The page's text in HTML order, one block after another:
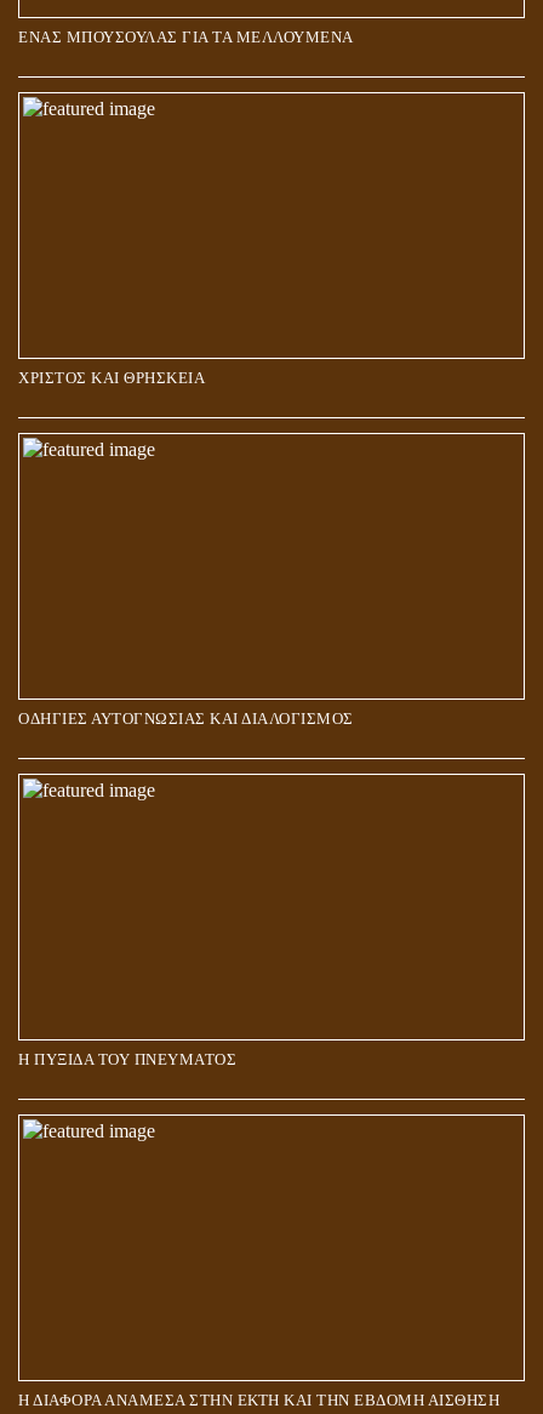
ΕΝΑΣ ΜΠΟΥΣΟΥΛΑΣ ΓΙΑ ΤΑ ΜΕΛΛΟΥΜΕΝΑ
ΧΡΙΣΤΟΣ ΚΑΙ ΘΡΗΣΚΕΙΑ
ΟΔΗΓΙΕΣ ΑΥΤΟΓΝΩΣΙΑΣ ΚΑΙ ΔΙΑΛΟΓΙΣΜΟΣ
Η ΠΥΞΙΔΑ ΤΟΥ ΠΝΕΥΜΑΤΟΣ
Η ΔΙΑΦΟΡΑ ΑΝΑΜΕΣΑ ΣΤΗΝ ΕΚΤΗ ΚΑΙ ΤΗΝ ΕΒΔΟΜΗ ΑΙΣΘΗΣΗ
Η ΕΠΑΦΗ ΜΕ ΤΟ ΠΝΕΥΜΑ
ΠΟΙΟΙ ΕΠΙΛΕΓΟΥΝ ΤΟΝ ΔΡΟΜΟ ΤΗΣ ΑΛΗΘΕΙΑΣ;
5Η ΔΙΑΣΤΑΣΗ ΚΑΙ ΠΝΕΥΜΑΤΙΚΗ ΑΡΠΑΓΗ: ΔΥΟ ΔΙΑΦΟΡΕΤΙΚΕΣ